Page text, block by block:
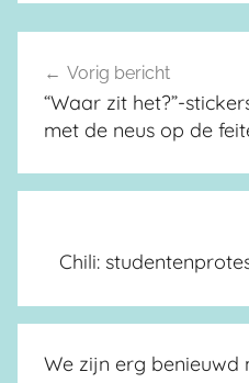
Berichtnavigatie
Vorig bericht
“Waar zit het?”-
met de neus op de
Chili:
We zijn erg benieuwd